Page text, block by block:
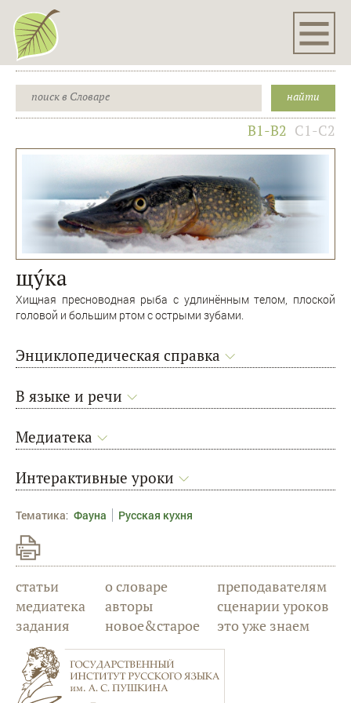
B1-B2 C1-C2
щýка
Хищная пресноводная рыба с удлинённым телом, плоской
головой и большим ртом с острыми зубами.
Энциклопедическая справка
В языке и речи
Медиатека
Интерактивные уроки
Тематика: Фауна Русская кухня
статьи
медиатека
задания
о словаре
авторы
новое&старое
преподавателям
сценарии уроков
это уже знаем